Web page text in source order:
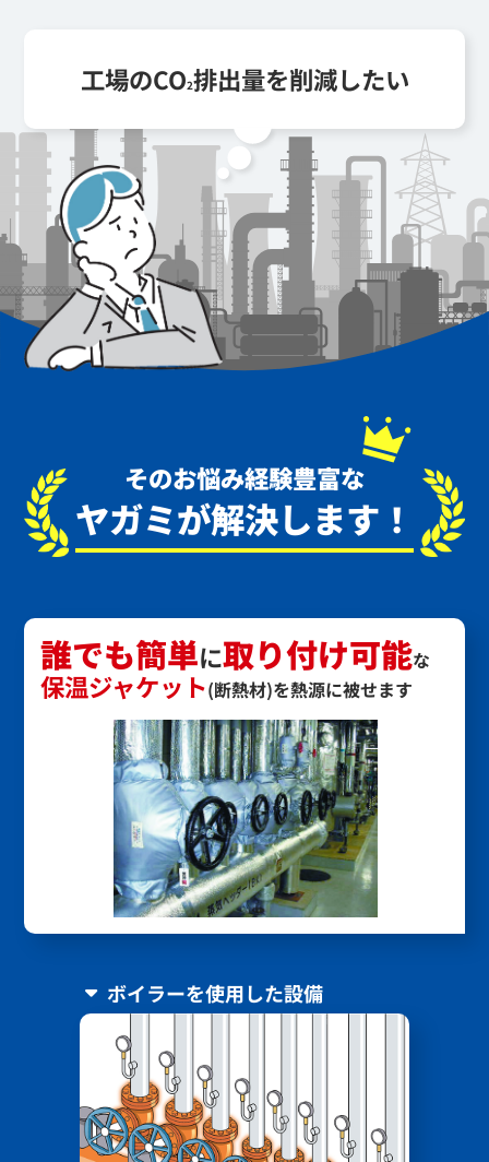
工場のCO2排出量を削減したい
そのお悩み経験豊富な
ヤガミが解決します！
誰でも簡単に取り付け可能な
保温ジャケット(断熱材)を熱源に被せます
ボイラーを使用した設備